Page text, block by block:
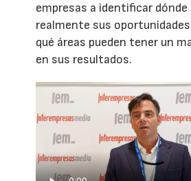
empresas a identificar
realmente sus
qué áreas pueden tener un
en sus resultados.